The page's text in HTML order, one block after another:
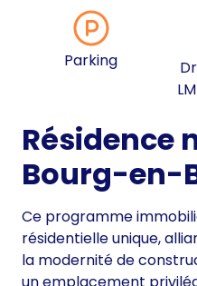
Parking
Résidence
Bourg-en-
Ce programme
résidentielle unique,
la modernité de